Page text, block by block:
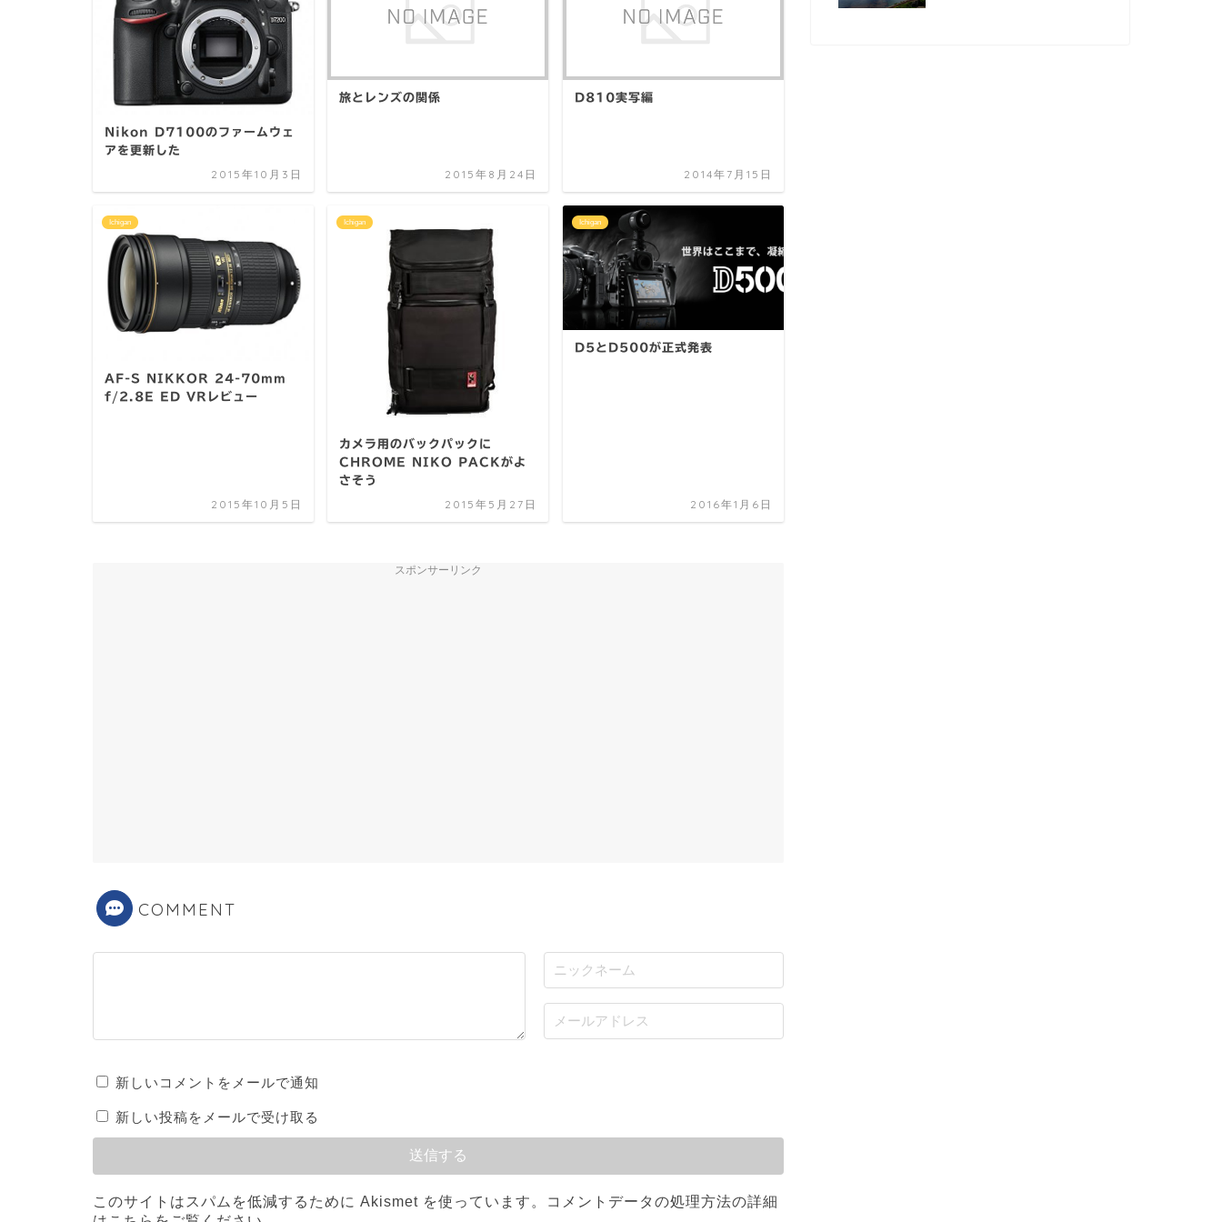
Nikon D7100のファームウェ
アを更新した
2015年10月3日
旅とレンズの関係
2015年8月24日
D810実写編
2014年7月15日
Ichigan
AF-S NIKKOR 24-70mm
f/2.8E ED VRレビュー
2015年10月5日
Ichigan
カメラ用のバックパックに
CHROME NIKO PACKがよ
さそう
2015年5月27日
Ichigan
D5とD500が正式発表
2016年1月6日
スポンサーリンク
COMMENT
新しいコメントをメールで通知
新しい投稿をメールで受け取る
このサイトはスパムを低減するために Akismet を使っています。
コメントデータの処理方法の詳細